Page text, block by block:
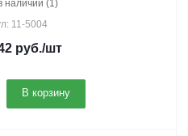
наличии (1)
11-5004
руб./шт
В корзину